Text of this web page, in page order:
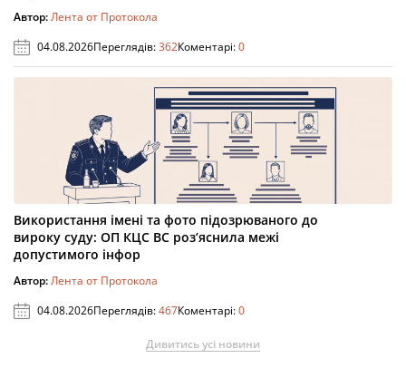
Автор:Лента от Протокола
04.08.2026Переглядів:362Коментарі:0
Використання імені та фото підозрюваного до
вироку суду: ОП КЦС ВС роз’яснила межі
допустимого інфор
Автор:Лента от Протокола
04.08.2026Переглядів:467Коментарі:0
Дивитись усі новини